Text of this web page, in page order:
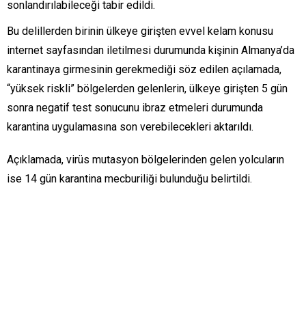
sonlandırılabileceği tabir edildi.
Bu delillerden birinin ülkeye girişten evvel kelam konusu
internet sayfasından iletilmesi durumunda kişinin Almanya’da
karantinaya girmesinin gerekmediği söz edilen açılamada,
“yüksek riskli” bölgelerden gelenlerin, ülkeye girişten 5 gün
sonra negatif test sonucunu ibraz etmeleri durumunda
karantina uygulamasına son verebilecekleri aktarıldı.
Açıklamada, virüs mutasyon bölgelerinden gelen yolcuların
ise 14 gün karantina mecburiliği bulunduğu belirtildi.